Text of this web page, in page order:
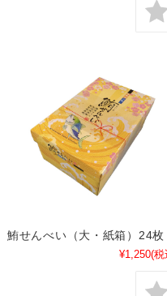
鮪せんべい（大・紙箱）24枚
¥1,250(税